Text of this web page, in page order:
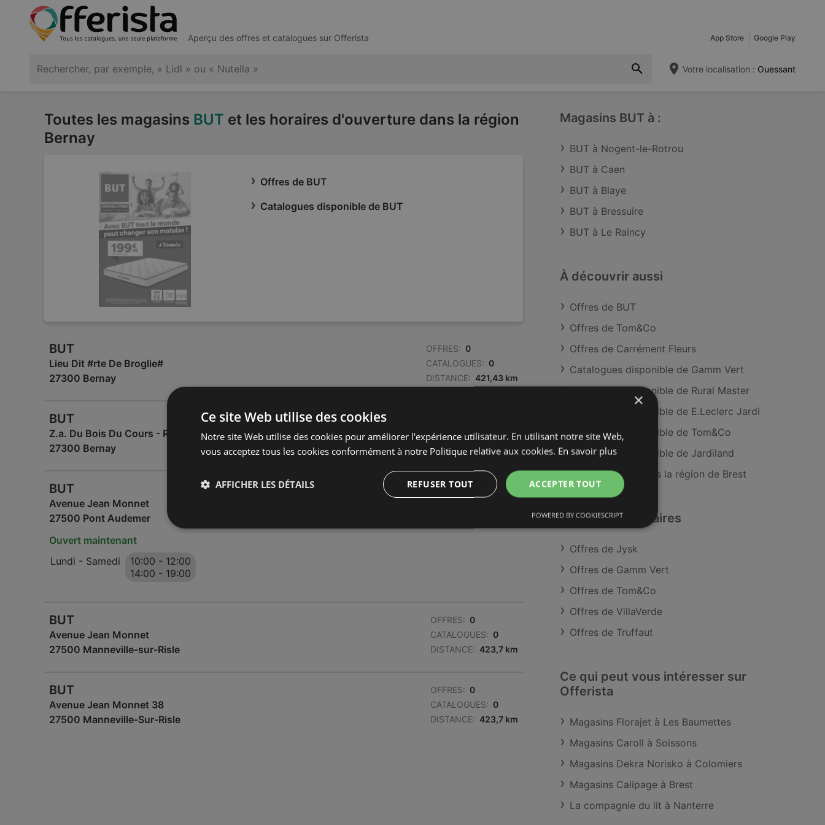
Aperçu des offres et catalogues sur Offerista App Store Google Play
Votre localisation : Ouessant
Toutes les magasins BUT et les horaires d'ouverture dans la région
Bernay
Offres de BUT
Catalogues disponible de BUT
BUT
Lieu Dit #rte De Broglie#
27300 Bernay
OFFRES: 0
CATALOGUES: 0
DISTANCE: 421,43 km
BUT
Z.a. Du Bois Du Cours - Route De Broglie
27300 Bernay
CATALOGUES: 0
DISTANCE: 421,46 km
BUT
Avenue Jean Monnet
27500 Pont Audemer
OFFRES: 0
Ouvert maintenant
Lundi - Samedi
10:00 - 12:00
14:00 - 19:00
BUT
Avenue Jean Monnet
27500 Manneville-sur-Risle
OFFRES: 0
CATALOGUES: 0
DISTANCE: 423,7 km
BUT
Avenue Jean Monnet 38
27500 Manneville-Sur-Risle
OFFRES: 0
CATALOGUES: 0
DISTANCE: 423,7 km
Magasins BUT à :
BUT à Nogent-le-Rotrou
BUT à Caen
BUT à Blaye
BUT à Bressuire
BUT à Le Raincy
À découvrir aussi
Offres de BUT
Offres de Tom&Co
Offres de Carrément Fleurs
Catalogues disponible de Gamm Vert
Catalogues disponible de Rural Master
Catalogues disponible de E.Leclerc Jardi
Catalogues disponible de Tom&Co
Catalogues disponible de Jardiland
Magasins BUT dans la région de Brest
Détaillants similaires
Offres de Jysk
Offres de Gamm Vert
Offres de Tom&Co
Offres de VillaVerde
Offres de Truffaut
Ce qui peut vous intéresser sur
Offerista
Magasins Florajet à Les Baumettes
Magasins Caroll à Soissons
Magasins Dekra Norisko à Colomiers
Magasins Calipage à Brest
La compagnie du lit à Nanterre
×
Ce site Web utilise des cookies
Notre site Web utilise des cookies pour améliorer l'expérience utilisateur. En utilisant notre site Web,
vous acceptez tous les cookies conformément à notre Politique relative aux cookies. En savoir plus
ACCEPTER TOUT
REFUSER TOUT
AFFICHER LES DÉTAILS
POWERED BY COOKIESCRIPT